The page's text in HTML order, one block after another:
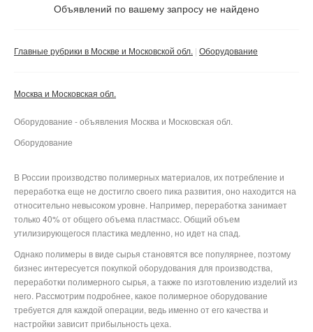
Объявлений по вашему запросу не найдено
Главные рубрики в Москве и Московской обл. Оборудование
Москва и Московская обл.
Оборудование - объявления Москва и Московская обл.
Оборудование
В России производство полимерных материалов, их потребление и
переработка еще не достигло своего пика развития, оно находится на
относительно невысоком уровне. Например, переработка занимает
только 40% от общего объема пластмасс. Общий объем
утилизирующегося пластика медленно, но идет на спад.
Однако полимеры в виде сырья становятся все популярнее, поэтому
бизнес интересуется покупкой оборудования для производства,
переработки полимерного сырья, а также по изготовлению изделий из
него. Рассмотрим подробнее, какое полимерное оборудование
требуется для каждой операции, ведь именно от его качества и
настройки зависит прибыльность цеха.